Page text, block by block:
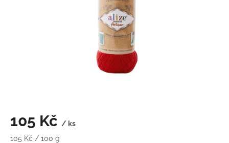
105 Kč / ks
Měrná
105 Kč / 100 g